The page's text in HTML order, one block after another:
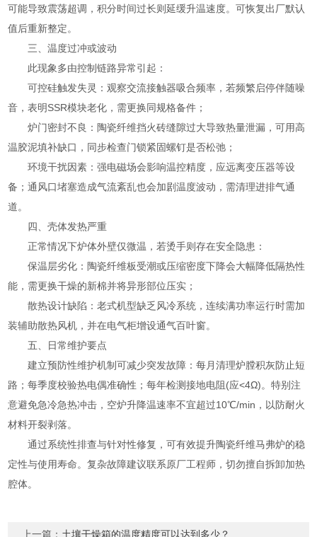
可能导致震荡超调，积分时间过长则延缓升温速度。可恢复出厂默认
值后重新整定。
三、温度过冲或波动
此现象多由控制链路异常引起：
可控硅触发失灵：观察交流接触器吸合频率，若频繁启停伴随噪
音，表明SSR模块老化，需更换同规格备件；
炉门密封不良：陶瓷纤维挡火砖缝隙过大导致热量泄漏，可用高
温胶泥填补缺口，同步检查门锁紧固螺钉是否松弛；
环境干扰因素：强电磁场会影响温控精度，应远离变压器等设
备；通风口堵塞造成气流紊乱也会加剧温度波动，需清理进排气通
道。
四、壳体发热严重
正常情况下炉体外壁仅微温，若烫手则存在安全隐患：
保温层劣化：陶瓷纤维板受潮或压缩密度下降会大幅降低隔热性
能，需更换干燥的新棉并将异形部位压实；
散热设计缺陷：老式机型缺乏风冷系统，连续满功率运行时需加
装辅助散热风机，并在电气柜增设通气百叶窗。
五、日常维护要点
建立预防性维护机制可减少突发故障：每月清理炉膛积灰防止短
路；每季度校验热电偶准确性；每年检测接地电阻(应<4Ω)。特别注
意避免急冷急热冲击，空炉升降温速率不宜超过10℃/min，以防耐火
材料开裂剥落。
通过系统性排查与针对性修复，可有效提升陶瓷纤维马弗炉的稳
定性与使用寿命。复杂故障建议联系原厂工程师，切勿擅自拆卸加热
腔体。
上一篇： 土壤干燥箱的温度精度可以达到多少？